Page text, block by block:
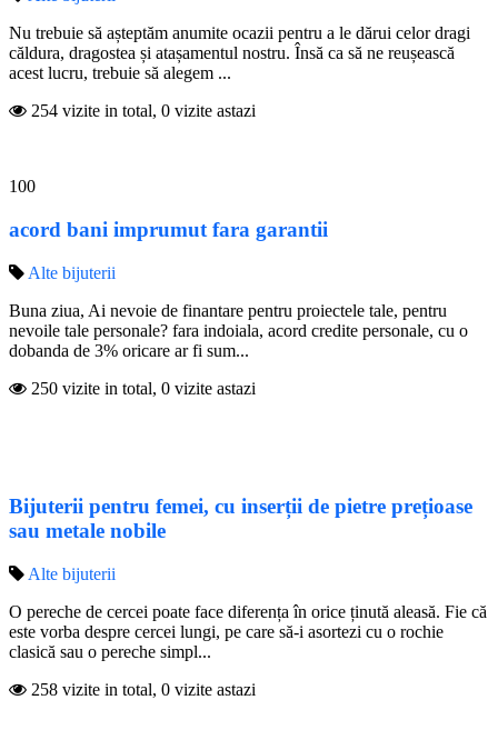
Nu trebuie să așteptăm anumite ocazii pentru a le dărui celor dragi
căldura, dragostea și atașamentul nostru. Însă ca să ne reușească
acest lucru, trebuie să alegem ...
254 vizite in total, 0 vizite astazi
100
acord bani imprumut fara garantii
Alte bijuterii
Buna ziua, Ai nevoie de finantare pentru proiectele tale, pentru
nevoile tale personale? fara indoiala, acord credite personale, cu o
dobanda de 3% oricare ar fi sum...
250 vizite in total, 0 vizite astazi
Bijuterii pentru femei, cu inserții de pietre prețioase
sau metale nobile
Alte bijuterii
O pereche de cercei poate face diferența în orice ținută aleasă. Fie că
este vorba despre cercei lungi, pe care să-i asortezi cu o rochie
clasică sau o pereche simpl...
258 vizite in total, 0 vizite astazi